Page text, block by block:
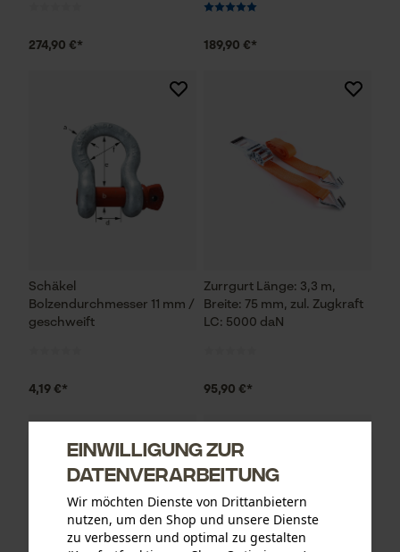
274,90 €* 189,90 €*
Schäkel
Bolzendurchmesser 11 mm /
geschweift
4,19 €*
Zurrgurt Länge: 3,3 m,
Breite: 75 mm, zul. Zugkraft
LC: 5000 daN
95,90 €*
Einwilligung zur
Datenverarbeitung
Wir möchten Dienste von Drittanbietern
nutzen, um den Shop und unsere Dienste
zu verbessern und optimal zu gestalten